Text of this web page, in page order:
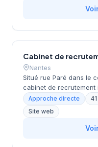
Nantes
Situé rue Paré dans le
cabinet de recrutement
spécialisés et
leurs recherches de
une approche
s'appuyant sur une
Approche directe
Site web